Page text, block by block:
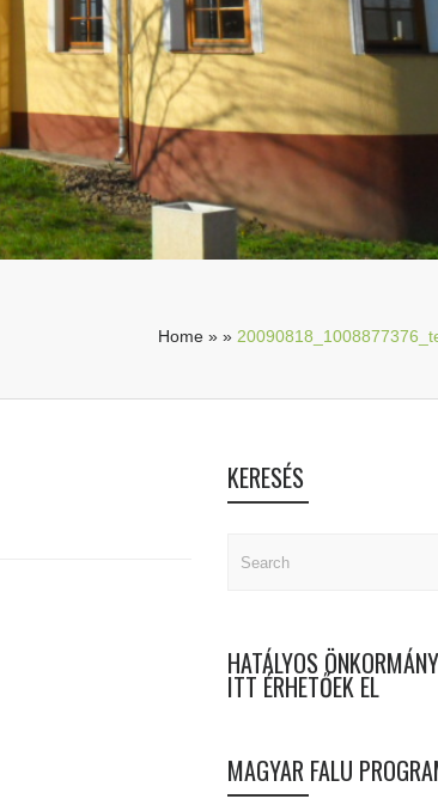
Home » »
KERESÉS
HATÁLYOS
ITT ÉRHETŐEK EL
MAGYAR FALU